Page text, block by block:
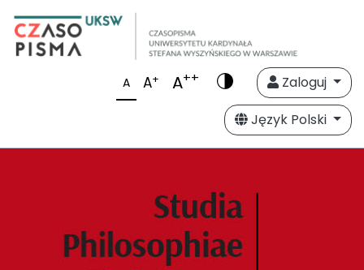
A A+ A++
Zaloguj
Język Polski